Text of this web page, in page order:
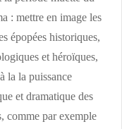
: mettre en image les
épopées historiques,
et héroïques,
la la puissance
et dramatique des
comme par exemple